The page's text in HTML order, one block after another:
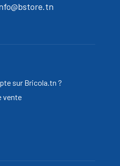
sur Bricola.tn ?
vente